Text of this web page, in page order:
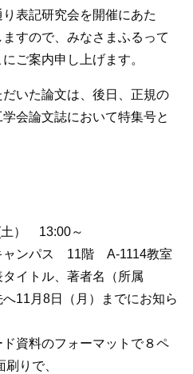
表記研究会を開催にあた
すので、みなさまふるって
ご案内申し上げます。
いた論文は、後日、正規の
会論文誌において特集号と
） 13:00～
ャンパス 11階 A-1114教室
イトル、著者名（所属
11月8日（月）までにお知ら
資料のフォーマットで８ペ
りで、